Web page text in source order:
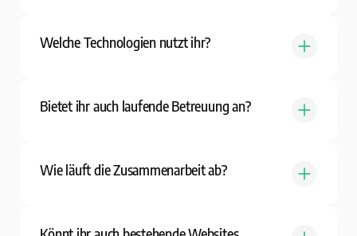
Welche Technologien nutzt ihr?
Bietet ihr auch laufende Betreuung an?
Wie läuft die Zusammenarbeit ab?